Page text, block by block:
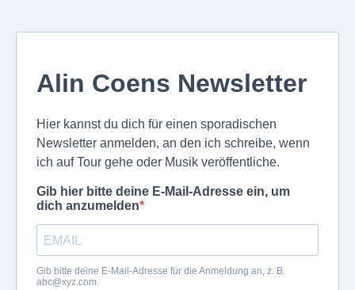
Alin Coens Newsletter
Hier kannst du dich für einen sporadischen
Newsletter anmelden, an den ich schreibe, wenn
ich auf Tour gehe oder Musik veröffentliche.
Gib hier bitte deine E-Mail-Adresse ein, um
dich anzumelden
Gib bitte deine E-Mail-Adresse für die Anmeldung an, z. B.
abc@xyz.com.